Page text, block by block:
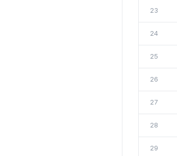
23
24
25
26
27
28
29